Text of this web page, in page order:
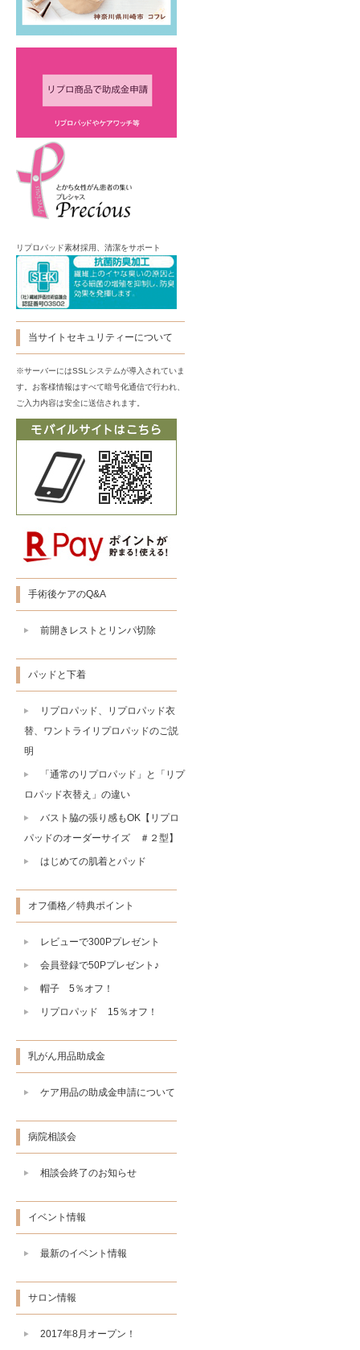
リプロパッド素材採用、清潔をサポート
当サイトセキュリティーについて
※サーバーにはSSLシステムが導入されていま
す。お客様情報はすべて暗号化通信で行われ、
ご入力内容は安全に送信されます。
手術後ケアのQ&A
前開きレストとリンパ切除
パッドと下着
リプロパッド、リプロパッド衣
替、ワントライリプロパッドのご説
明
「通常のリプロパッド」と「リプ
ロパッド衣替え」の違い
バスト脇の張り感もOK【リプロ
パッドのオーダーサイズ ＃２型】
はじめての肌着とパッド
オフ価格／特典ポイント
レビューで300Pプレゼント
会員登録で50Pプレゼント♪
帽子 5％オフ！
リプロパッド 15％オフ！
乳がん用品助成金
ケア用品の助成金申請について
病院相談会
相談会終了のお知らせ
イベント情報
最新のイベント情報
サロン情報
2017年8月オープン！